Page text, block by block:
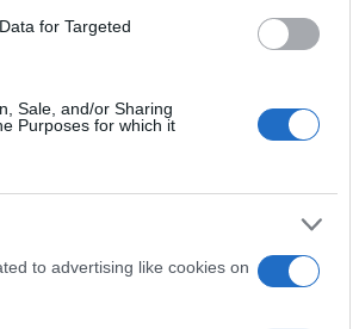
for Targeted
Sale, and/or Sharing
Purposes for which it
to advertising like cookies on
La
Chamberí
detalles y